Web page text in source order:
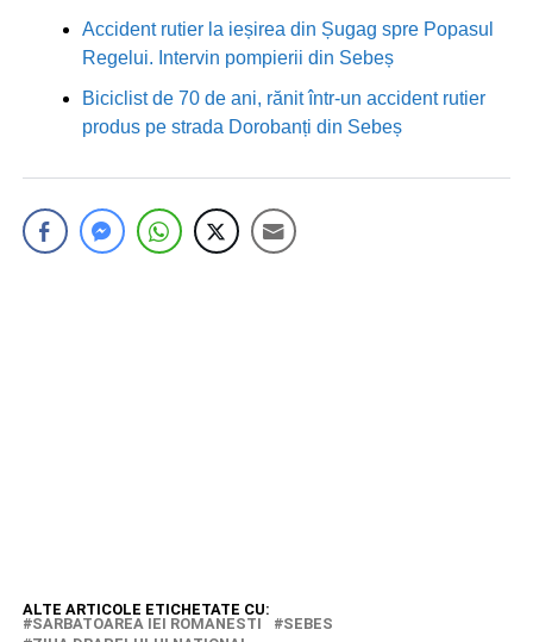
Accident rutier la ieșirea din Șugag spre Popasul
Regelui. Intervin pompierii din Sebeș
Biciclist de 70 de ani, rănit într-un accident rutier
produs pe strada Dorobanți din Sebeș
ALTE ARTICOLE ETICHETATE CU:
SARBATOAREA IEI ROMANESTI
SEBES